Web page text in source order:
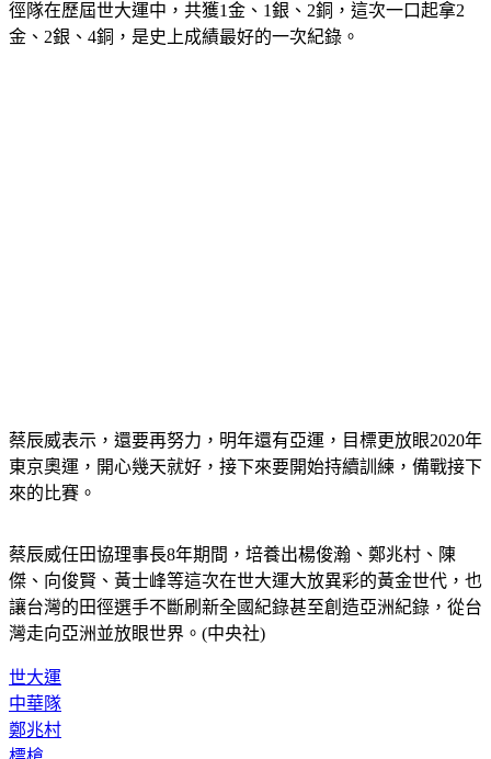
徑隊在歷屆世大運中，共獲1金、1銀、2銅，這次一口起拿2
金、2銀、4銅，是史上成績最好的一次紀錄。
蔡辰威表示，還要再努力，明年還有亞運，目標更放眼2020年
東京奧運，開心幾天就好，接下來要開始持續訓練，備戰接下
來的比賽。
蔡辰威任田協理事長8年期間，培養出楊俊瀚、鄭兆村、陳
傑、向俊賢、黃士峰等這次在世大運大放異彩的黃金世代，也
讓台灣的田徑選手不斷刷新全國紀錄甚至創造亞洲紀錄，從台
灣走向亞洲並放眼世界。(中央社)
世大運
中華隊
鄭兆村